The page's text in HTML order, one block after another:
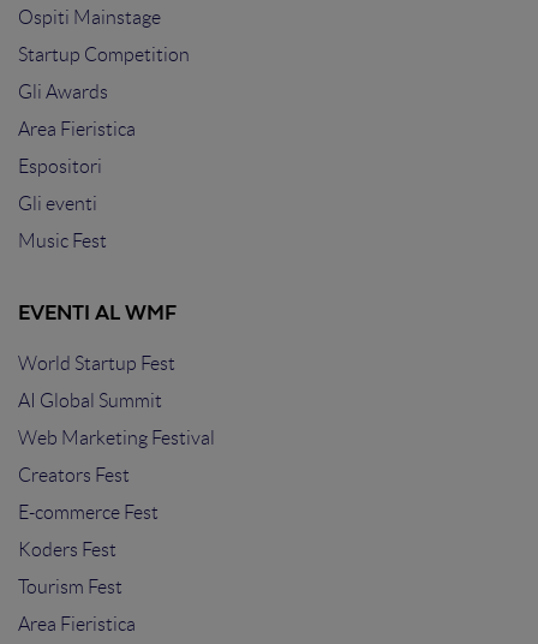
Ospiti Mainstage
Startup Competition
Gli Awards
Area Fieristica
Espositori
Gli eventi
Music Fest
EVENTI AL WMF
World Startup Fest
AI Global Summit
Web Marketing Festival
Creators Fest
E-commerce Fest
Koders Fest
Tourism Fest
Area Fieristica